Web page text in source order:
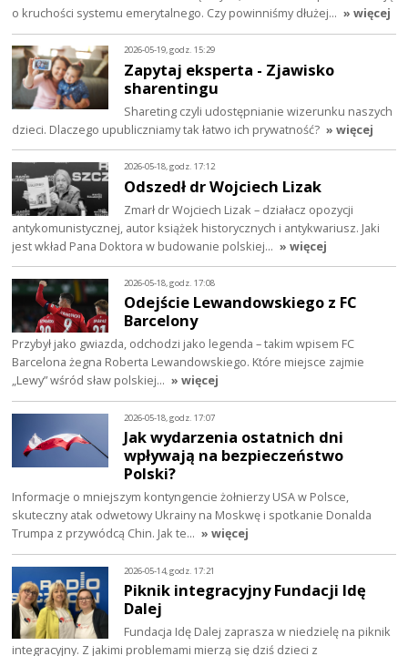
o kruchości systemu emerytalnego. Czy powinniśmy dłużej… » więcej
2026-05-19, godz. 15:29
Zapytaj eksperta - Zjawisko
sharentingu
Shareting czyli udostępnianie wizerunku naszych
dzieci. Dlaczego upubliczniamy tak łatwo ich prywatność? » więcej
2026-05-18, godz. 17:12
Odszedł dr Wojciech Lizak
Zmarł dr Wojciech Lizak – działacz opozycji
antykomunistycznej, autor książek historycznych i antykwariusz. Jaki
jest wkład Pana Doktora w budowanie polskiej… » więcej
2026-05-18, godz. 17:08
Odejście Lewandowskiego z FC
Barcelony
Przybył jako gwiazda, odchodzi jako legenda – takim wpisem FC
Barcelona żegna Roberta Lewandowskiego. Które miejsce zajmie
„Lewy” wśród sław polskiej… » więcej
2026-05-18, godz. 17:07
Jak wydarzenia ostatnich dni
wpływają na bezpieczeństwo
Polski?
Informacje o mniejszym kontyngencie żołnierzy USA w Polsce,
skuteczny atak odwetowy Ukrainy na Moskwę i spotkanie Donalda
Trumpa z przywódcą Chin. Jak te… » więcej
2026-05-14, godz. 17:21
Piknik integracyjny Fundacji Idę
Dalej
Fundacja Idę Dalej zaprasza w niedzielę na piknik
integracyjny. Z jakimi problemami mierzą się dziś dzieci z